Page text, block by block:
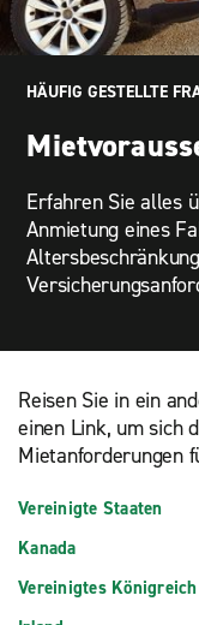
HÄUFIG GESTELLTE
Erfahren Sie alles
Anmietung eines
Reisen Sie in ein
einen Link, um sich
Mietanforderungen
Vereinigte Staaten
Kanada
Vereinigtes Königreich